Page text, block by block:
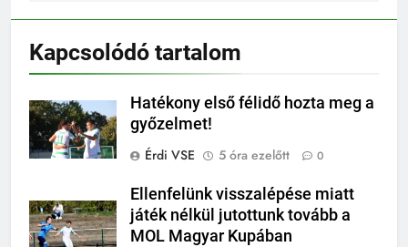
Kapcsolódó tartalom
Hatékony első félidő hozta meg a
győzelmet!
Érdi VSE
5 óra ezelőtt 0
Ellenfelünk visszalépése miatt
játék nélkül jutottunk tovább a
MOL Magyar Kupában